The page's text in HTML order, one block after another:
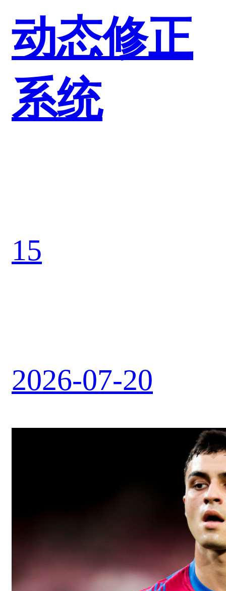
动态修正
系统
15
2026-07-20